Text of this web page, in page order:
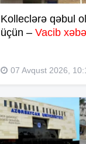
Kolleclərə qəbul
üçün – Vacib
07 Avqust 2026,